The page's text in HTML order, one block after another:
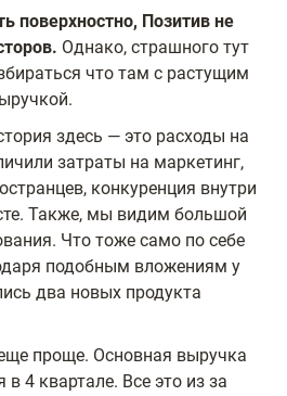
поверхностно, Позитив не
Однако, страшного тут
что там с растущим
здесь — это расходы на
затраты на маркетинг,
конкуренция внутри
Также, мы видим большой
Что тоже само по себе
подобным вложениям у
два новых продукта
проще. Основная выручка
4 квартале. Все это из за